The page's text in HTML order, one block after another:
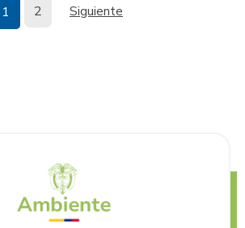
Página actual
1 Página
2 Siguiente página
Siguiente